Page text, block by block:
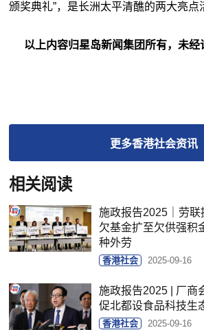
颁奖典礼”，是长洲太平清醮的两大亮点
以上内容归星岛新闻集团所有，未经
更多香港社会资讯
相关阅读
施政报告2025｜劳
欠基金扩至欠供强积
种外劳
香港社会 2025-09-16
施政报告2025 | 厂商
促北都设食品科技生
香港社会 2025-09-16